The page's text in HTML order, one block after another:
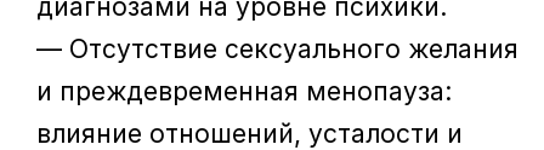
диагнозами на уровне психики.
— Отсутствие сексуального желания
и преждевременная менопауза:
влияние отношений, усталости и